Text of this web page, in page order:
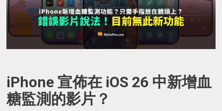
iPhone 宣佈在 iOS 26 中新增血
糖監測的影片？